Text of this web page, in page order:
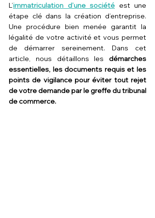
L’immatriculation d’une société est une
étape clé dans la création d’entreprise.
Une procédure bien menée garantit la
légalité de votre activité et vous permet
de démarrer sereinement. Dans cet
article, nous détaillons les démarches
essentielles, les documents requis et les
points de vigilance pour éviter tout rejet
de votre demande par le greffe du tribunal
de commerce.